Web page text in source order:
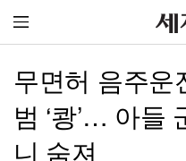
무면허 음주운
범 ‘쾅’… 아들
니 숨져